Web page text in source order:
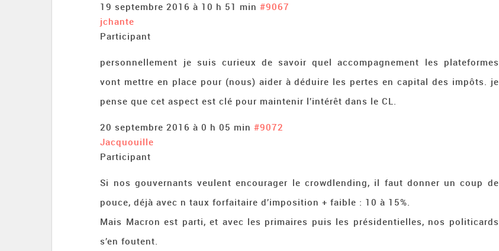
19 septembre 2016 à 10 h 51 min #9067
jchante
Participant
personnellement je suis curieux de savoir quel accompagnement les plateformes
vont mettre en place pour (nous) aider à déduire les pertes en capital des impôts. je
pense que cet aspect est clé pour maintenir l’intérêt dans le CL.
20 septembre 2016 à 0 h 05 min #9072
Jacquouille
Participant
Si nos gouvernants veulent encourager le crowdlending, il faut donner un coup de
pouce, déjà avec n taux forfaitaire d’imposition + faible : 10 à 15%.
Mais Macron est parti, et avec les primaires puis les présidentielles, nos politicards
s’en foutent.